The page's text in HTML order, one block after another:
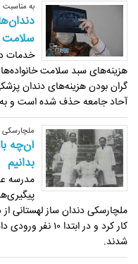
به
سلامت
خدمات
هزینه‌های سبد سلامت
گران بودن هزینه‌های دندان
آحاد جامعه حذف شده است و به
ملچارسکی
آن‌چه
بدانیم
ملچارسکی دندان ساز لهستانی
شدند.